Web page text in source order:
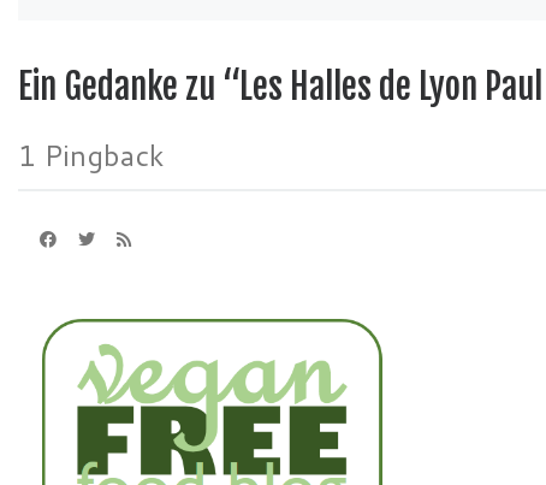
Ein Gedanke zu “Les Halles de Lyon
1 Pingback